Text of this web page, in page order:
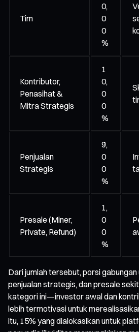
Tim
0,
0
0
%
Kontributor,
Penasihat &
Mitra Strategis
1
0,
0
0
%
Penjualan
Strategis
9,
0
0
%
Presale (Miner,
Private, Refund)
1,
0
0
%
Dari jumlah tersebut, porsi
penjualan strategis, dan presale
kategori ini—investor awal dan
lebih termotivasi untuk
itu, 15% yang dialokasikan untuk